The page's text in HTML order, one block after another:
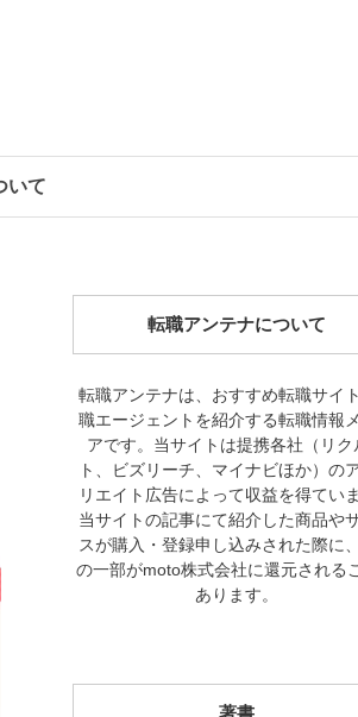
いて
転職アンテナについて
転職アンテナは、おすすめ転職サイ
職エージェントを紹介する転職情報
アです。当サイトは提携各社（リク
ト、ビズリーチ、マイナビほか）の
リエイト広告によって収益を得ていま
当サイトの記事にて紹介した商品や
スが購入・登録申し込みされた際に
の一部がmoto株式会社に還元される
あります。